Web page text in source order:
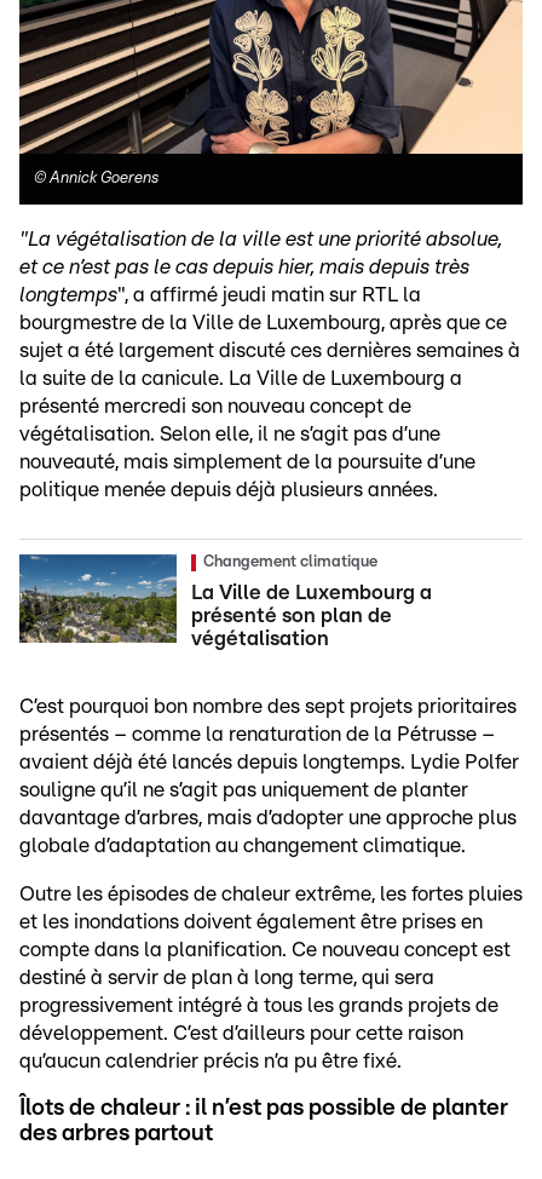
©Annick Goerens
"La végétalisation de la ville est une priorité absolue,
et ce n’est pas le cas depuis hier, mais depuis très
longtemps", a affirmé jeudi matin sur RTL la
bourgmestre de la Ville de Luxembourg, après que ce
sujet a été largement discuté ces dernières semaines à
la suite de la canicule. La Ville de Luxembourg a
présenté mercredi son nouveau concept de
végétalisation. Selon elle, il ne s’agit pas d’une
nouveauté, mais simplement de la poursuite d’une
politique menée depuis déjà plusieurs années.
Changement climatique
La Ville de Luxembourg a
présenté son plan de
végétalisation
C’est pourquoi bon nombre des sept projets prioritaires
présentés – comme la renaturation de la Pétrusse –
avaient déjà été lancés depuis longtemps. Lydie Polfer
souligne qu’il ne s’agit pas uniquement de planter
davantage d’arbres, mais d’adopter une approche plus
globale d’adaptation au changement climatique.
Outre les épisodes de chaleur extrême, les fortes pluies
et les inondations doivent également être prises en
compte dans la planification. Ce nouveau concept est
destiné à servir de plan à long terme, qui sera
progressivement intégré à tous les grands projets de
développement. C’est d’ailleurs pour cette raison
qu’aucun calendrier précis n’a pu être fixé.
Îlots de chaleur : il n’est pas possible de planter
des arbres partout